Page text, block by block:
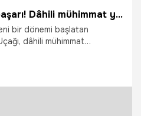
KIZILELMA'dan tarihi başarı! Dâhili mühimmat yuvasından ilk atış
bir dönemi başlatan
dâhili mühimmat